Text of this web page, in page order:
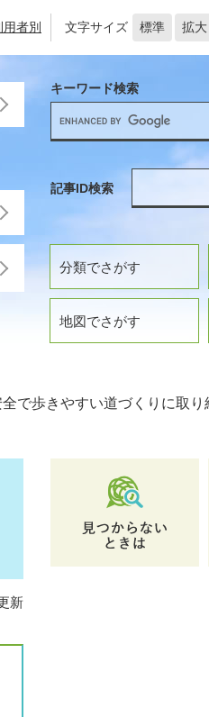
用者別 文字サイズ 標準 拡大
分類でさがす
地図でさがす
キーワード検索
記事ID検索
で歩きやすい道づくりに取り
新